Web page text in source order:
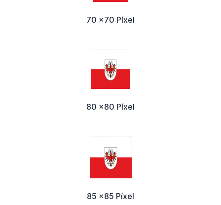
70 x70 Píxel
80 x80 Píxel
85 x85 Píxel